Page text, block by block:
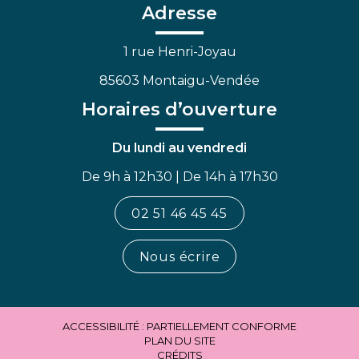
FacebookLinkedin
Adresse
1 rue Henri-Joyau
85603 Montaigu-Vendée
Horaires d’ouverture
Du lundi au vendredi
De 9h à 12h30 | De 14h à 17h30
02 51 46 45 45
Nous écrire
ACCESSIBILITÉ : PARTIELLEMENT CONFORME
PLAN DU SITE
CRÉDITS